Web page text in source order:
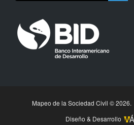
Mapeo de la Sociedad Civil © 2026.
Diseño & Desarrollo